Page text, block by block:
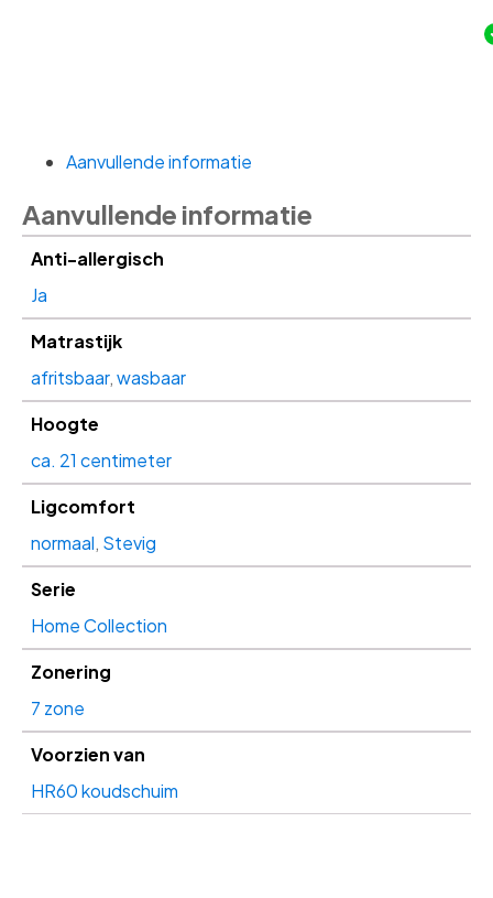
Aanvullende informatie
Aanvullende informatie
Anti-allergisch
Ja
Matrastijk
afritsbaar,wasbaar
Hoogte
ca. 21 centimeter
Ligcomfort
normaal, Stevig
Serie
Home Collection
Zonering
7 zone
Voorzien van
HR60 koudschuim